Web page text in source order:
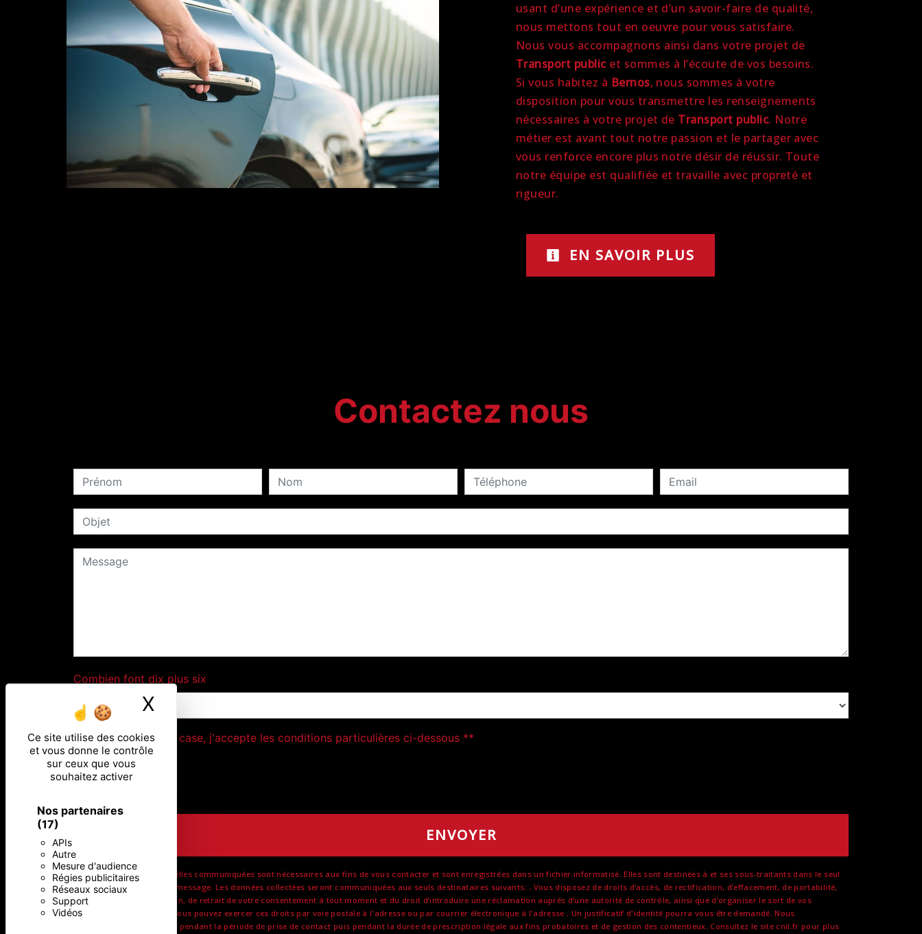
Ce site utilise des cookies
et vous donne le contrôle
sur ceux que vous
souhaitez activer
Nos partenaires
(17)
APIs
Autre
Mesure d'audience
Régies publicitaires
Réseaux sociaux
Support
Vidéos
X
usant d’une expérience et d’un savoir-faire de qualité,
nous mettons tout en oeuvre pour vous satisfaire.
Nous vous accompagnons ainsi dans votre projet de
Transport publicet sommes à l’écoute de vos besoins.
Si vous habitez à Bernos, nous sommes à votre
disposition pour vous transmettre les renseignements
nécessaires à votre projet de Transport public. Notre
métier est avant tout notre passion et le partager avec
vous renforce encore plus notre désir de réussir. Toute
notre équipe est qualifiée et travaille avec propreté et
rigueur.
EN SAVOIR PLUS
Contactez nous
Combien font dix plus six
En cochant cette case, j'accepte les conditions particulières ci-dessous **
ENVOYER
** Les données personnelles communiquées sont nécessaires aux fins de vous contacter et sont enregistrées dans un fichier informatisé. Elles sont destinées à et ses sous-traitants dans le seul
but de répondre à votre message. Les données collectées seront communiquées aux seuls destinataires suivants: . Vous disposez de droits d’accès, de rectification, d’effacement, de portabilité,
de limitation, d’opposition, de retrait de votre consentement à tout moment et du droit d’introduire une réclamation auprès d’une autorité de contrôle, ainsi que d’organiser le sort de vos
données post-mortem. Vous pouvez exercer ces droits par voie postale à l'adresse ou par courrier électronique à l'adresse . Un justificatif d'identité pourra vous être demandé. Nous
conservons vos données pendant la période de prise de contact puis pendant la durée de prescription légale aux fins probatoires et de gestion des contentieux. Consultez le site cnil.fr pour plus